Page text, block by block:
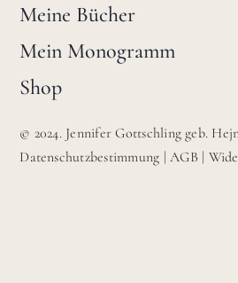
Meine Bücher
Mein Monogramm
Shop
© 2024. Jennifer Gottschling geb.
Datenschutzbestimmung |AGB |